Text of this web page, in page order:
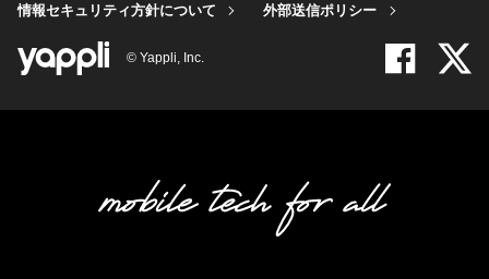
情報セキュリティ方針について
外部送信ポリシー
© Yappli, Inc.